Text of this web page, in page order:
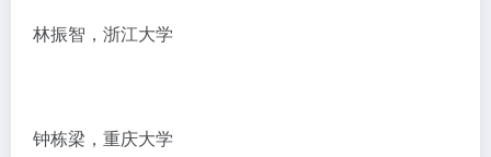
林振智，浙江大学
钟栋梁，重庆大学